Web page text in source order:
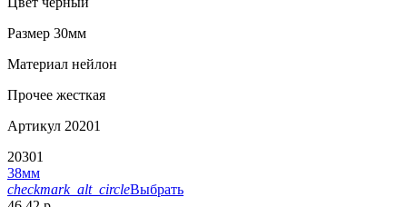
Размер 30мм
Материал нейлон
Прочее жесткая
Артикул 20201
20301
38мм
checkmark_alt_circleВыбрать